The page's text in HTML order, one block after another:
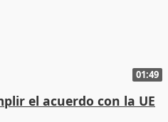
01:49
el acuerdo con la UE